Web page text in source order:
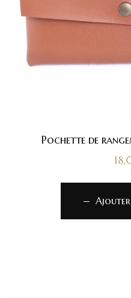
Pochette de
Ajouter